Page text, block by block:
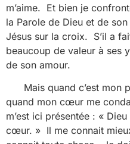
m’aime. Et bien je
la Parole de Dieu et de
Jésus sur la croix. S’il a
beaucoup de valeur à ses
de son amour.
Mais quand c’est mon
quand mon cœur me
m’est ici présentée : «
cœur. » Il me connait